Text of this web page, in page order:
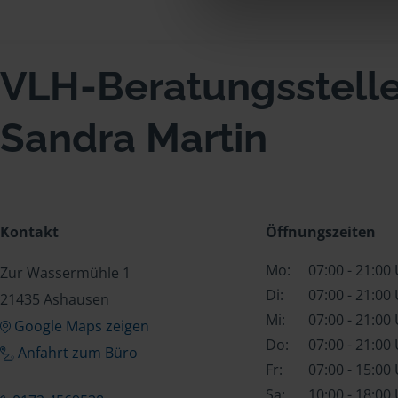
VLH-
Sandra Martin
Kontakt
Zur Wassermühle 1
21435 Ashausen
Google Maps zeigen
Anfahrt zum Büro
Öffnungszeiten
Mo:
07:00 - 21:00
Di:
07:00 - 21:00
Mi:
07:00 - 21:00
Do:
07:00 - 21:00
Fr:
07:00 - 15:00